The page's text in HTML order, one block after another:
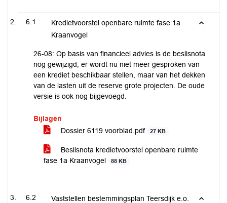
6.1
Kredietvoorstel openbare ruimte fase 1a
Kraanvogel
26-08: Op basis van financieel advies is de beslisnota
nog gewijzigd, er wordt nu niet meer gesproken van
een krediet beschikbaar stellen, maar van het dekken
van de lasten uit de reserve grote projecten. De oude
versie is ook nog bijgevoegd.
Bijlagen
Dossier 6119 voorblad.pdf
27 KB
Beslisnota kredietvoorstel openbare ruimte
fase 1a Kraanvogel
88 KB
6.2 Vaststellen bestemmingsplan Teersdijk e.o.